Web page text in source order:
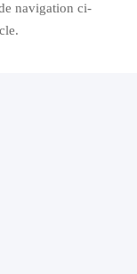
navigation ci-